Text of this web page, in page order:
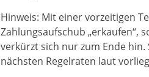
Hinweis: Mit einer vorzeitigen
Zahlungsaufschub „erkaufen“,
verkürzt sich nur zum Ende
nächsten Regelraten laut